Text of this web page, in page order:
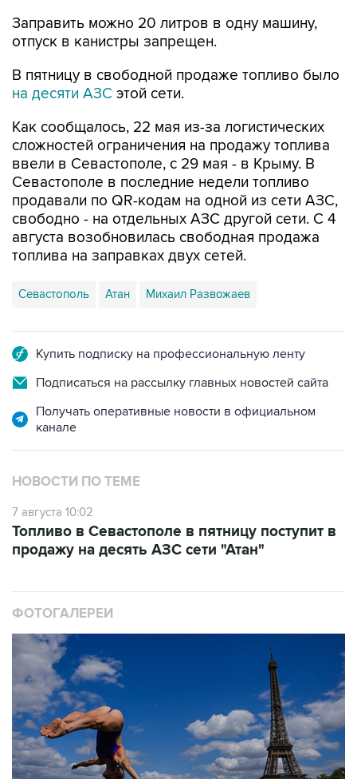
Заправить можно 20 литров в одну машину,
отпуск в канистры запрещен.
В пятницу в свободной продаже топливо было
на десяти АЗС этой сети.
Как сообщалось, 22 мая из-за логистических
сложностей ограничения на продажу топлива
ввели в Севастополе, с 29 мая - в Крыму. В
Севастополе в последние недели топливо
продавали по QR-кодам на одной из сети АЗС,
свободно - на отдельных АЗС другой сети. С 4
августа возобновилась свободная продажа
топлива на заправках двух сетей.
Севастополь Атан Михаил Развожаев
Купить подписку на профессиональную ленту
Подписаться на рассылку главных новостей сайта
Получать оперативные новости в официальном
канале
НОВОСТИ ПО ТЕМЕ
7 августа 10:02
Топливо в Севастополе в пятницу поступит в
продажу на десять АЗС сети "Атан"
ФОТОГАЛЕРЕИ